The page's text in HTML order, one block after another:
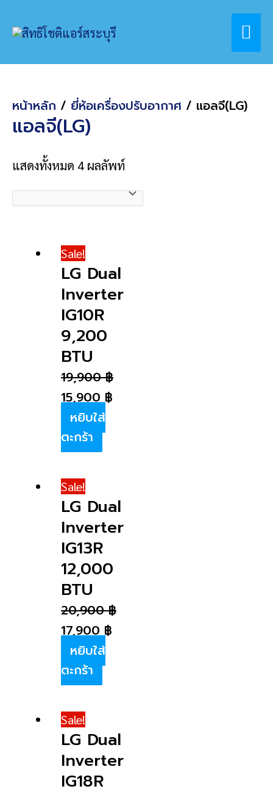
Home สินค้า
ยี่ห้อเครื่องปรับอากาศ
แอลจี(LG)
หน้าหลัก / ยี่ห้อเครื่องปรับอากาศ / แอลจี(LG)
แอลจี(LG)
แสดงทั้งหมด 4 ผลลัพท์
Sale!
LG Dual
Inverter
IG10R
9,200
BTU
19,900฿
15,900฿
หยิบใส่
ตะกร้า
Sale!
LG Dual
Inverter
IG13R
12,000
BTU
20,900฿
17,900฿
หยิบใส่
ตะกร้า
Sale!
LG Dual
Inverter
IG18R